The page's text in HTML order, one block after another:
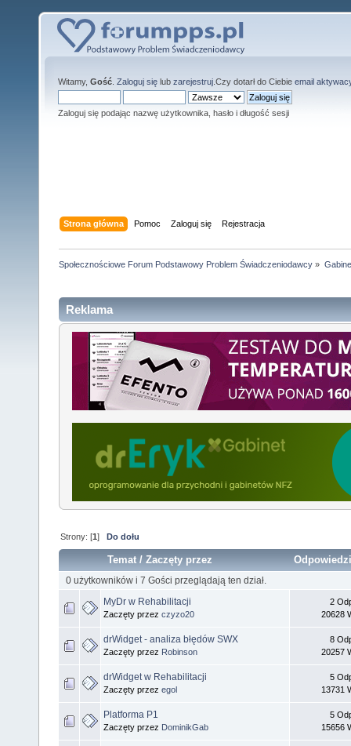
Witamy, Gość Zaloguj się lub zarejestruj .Czy dotarł do Ciebie email
Zaloguj się podając nazwę użytkownika, hasło i długość sesji
Strona główna Pomoc Zaloguj się Rejestracja
Społecznościowe Forum Podstawowy Problem Świadczeniodawcy »
Reklama
Strony: [1] Do dołu
Temat/Zaczęty przez Odpowiedzi
0 użytkowników i 7 Gości przeglądają ten dział.
MyDr w Rehabilitacji
Zaczęty przez czyzo20
2
20628
drWidget - analiza błędów SWX
Zaczęty przez Robinson
8
20257
drWidget w Rehabilitacji
Zaczęty przez egol
5
13731
Platforma P1
Zaczęty przez DominikGab
5
15656